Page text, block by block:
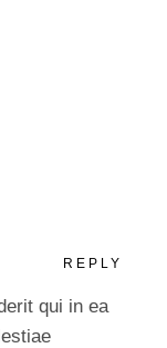
REPLY
qui in ea